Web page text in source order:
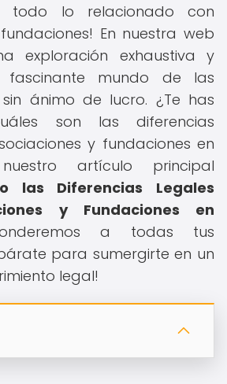
todo lo relacionado con
En nuestra web
exploración exhaustiva y
mundo de las
ánimo de lucro. ¿Te has
son las diferencias
y fundaciones en
artículo principal
las Diferencias Legales
y Fundaciones en
a todas tus
para sumergirte en un
legal!